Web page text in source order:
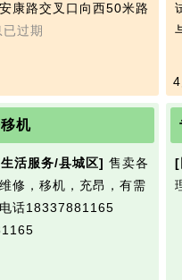
康路交叉口向西50米路
已过期
机
活服务/县城区] 售卖各
修，移机，充昂，有需
话18337881165
[